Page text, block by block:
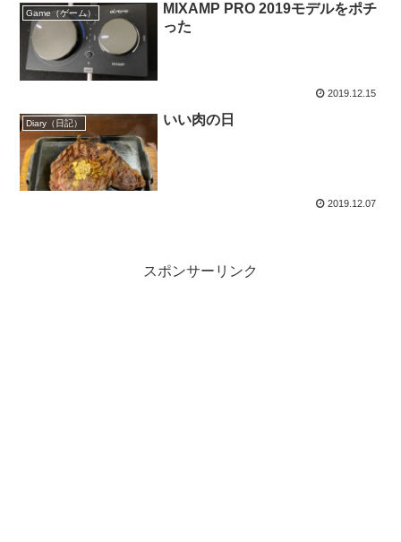
Game（ゲーム）
MIXAMP PRO 2019モデルをポチ
った
2019.12.15
Diary（日記） いい肉の日
2019.12.07
スポンサーリンク